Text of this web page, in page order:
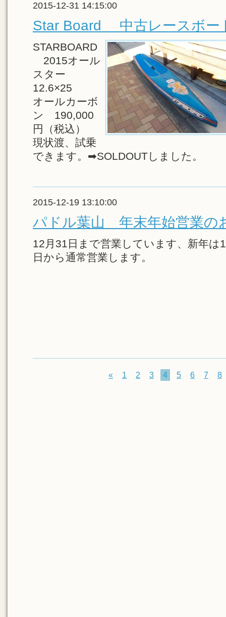
2015-12-31 14:15:00
Star Board 中古レースボー
STARBOARD
2015オール
スター
12.6×25
オールカーボ
ン 190,000
円（税込）
現状渡、試乗
できます。➡SOLDOUTしました。
2015-12-19 13:10:00
パドル葉山 年末年始営業の
12月31日まで営業しています、新年は
日から通常営業します。
« 1 2 3 4 5 6 7 8